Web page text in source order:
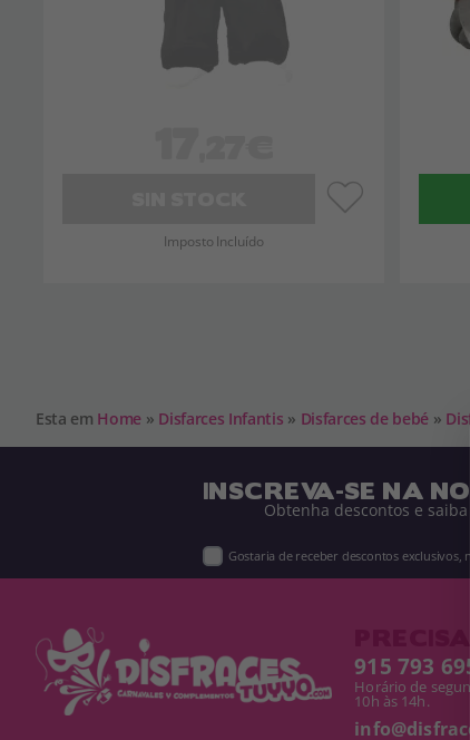
Imposto Incluído
Esta em Home » Disfarces Infantis » Disfarces de bebé »
INSCREVA-SE NA
Obtenha descontos e
Gostaria de receber descontos
915 793 695
Horário de
10h às 14h.